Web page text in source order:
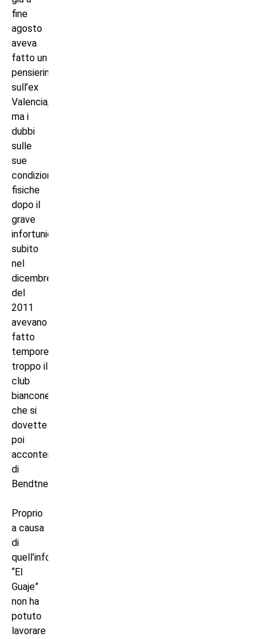
fine
agosto
aveva
fatto un
pensierino
sull’ex
Valencia,
ma i
dubbi
sulle
sue
condizioni
fisiche
dopo il
grave
infortunio
subito
nel
dicembre
del
2011
avevano
fatto
temporeggiare
troppo il
club
bianconero,
che si
dovette
poi
accontentare
di
Bendtner.
Proprio
a causa
di
quell’infortunio
“El
Guaje”
non ha
potuto
lavorare